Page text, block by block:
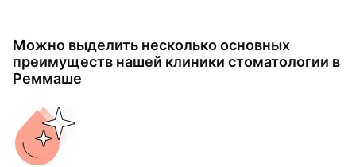
Можно выделить несколько основных
преимуществ нашей клиники стоматологии в
Реммаше